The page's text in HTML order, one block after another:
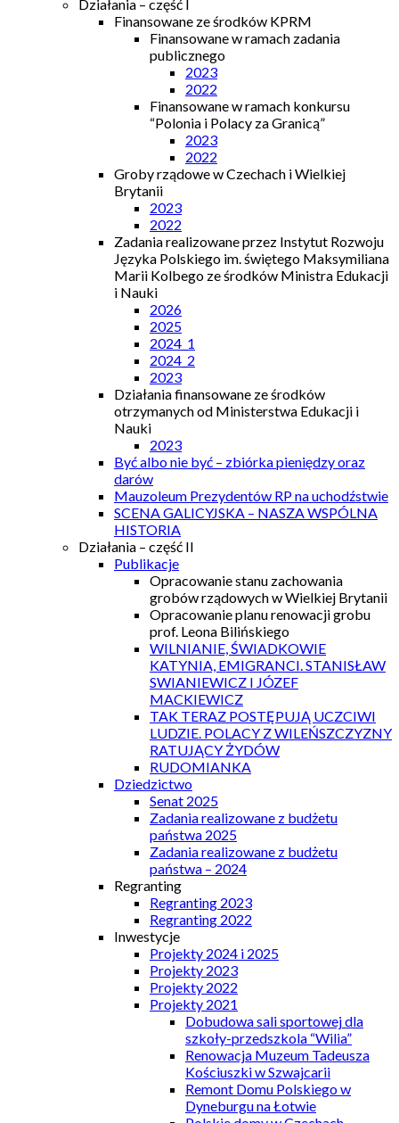
Działania – część I
Finansowane ze środków KPRM
Finansowane w ramach zadania
publicznego
2023
2022
Finansowane w ramach konkursu
“Polonia i Polacy za Granicą”
2023
2022
Groby rządowe w Czechach i Wielkiej
Brytanii
2023
2022
Zadania realizowane przez Instytut Rozwoju
Języka Polskiego im. świętego Maksymiliana
Marii Kolbego ze środków Ministra Edukacji
i Nauki
2026
2025
2024_1
2024_2
2023
Działania finansowane ze środków
otrzymanych od Ministerstwa Edukacji i
Nauki
2023
Być albo nie być – zbiórka pieniędzy oraz
darów
Mauzoleum Prezydentów RP na uchodźstwie
SCENA GALICYJSKA – NASZA WSPÓLNA
HISTORIA
Działania – część II
Publikacje
Opracowanie stanu zachowania
grobów rządowych w Wielkiej Brytanii
Opracowanie planu renowacji grobu
prof. Leona Bilińskiego
WILNIANIE, ŚWIADKOWIE
KATYNIA, EMIGRANCI. STANISŁAW
SWIANIEWICZ I JÓZEF
MACKIEWICZ
TAK TERAZ POSTĘPUJĄ UCZCIWI
LUDZIE. POLACY Z WILEŃSZCZYZNY
RATUJĄCY ŻYDÓW
RUDOMIANKA
Dziedzictwo
Senat 2025
Zadania realizowane z budżetu
państwa 2025
Zadania realizowane z budżetu
państwa – 2024
Regranting
Regranting 2023
Regranting 2022
Inwestycje
Projekty 2024 i 2025
Projekty 2023
Projekty 2022
Projekty 2021
Dobudowa sali sportowej dla
szkoły-przedszkola “Wilia”
Renowacja Muzeum Tadeusza
Kościuszki w Szwajcarii
Remont Domu Polskiego w
Dyneburgu na Łotwie